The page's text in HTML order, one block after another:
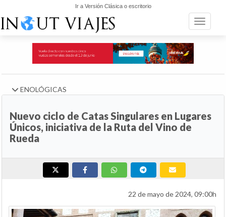
Ir a Versión Clásica o escritorio
Toggle
ENOLÓGICAS
Nuevo ciclo de Catas Singulares en Lugares
Únicos, iniciativa de la Ruta del Vino de
Rueda
22 de mayo de 2024, 09:00h